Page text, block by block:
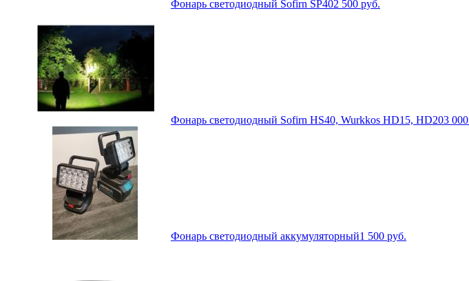
Фонарь светодиодный Sofirn SP402 500 руб.
Фонарь светодиодный Sofirn HS40, Wurkkos HD15, HD203 000
Фонарь светодиодный аккумуляторный1 500 руб.